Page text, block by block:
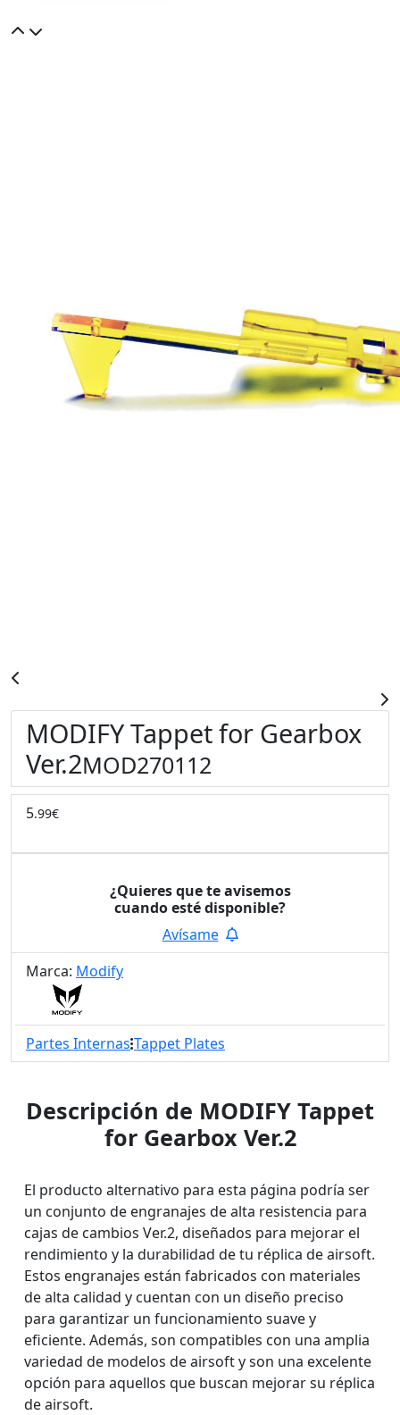
MODIFY Tappet for Gearbox
Ver.2MOD270112
5.99€
¿Quieres que te avisemos
cuando esté disponible?
Avísame
Marca: Modify
Partes Internas Tappet Plates
Descripción de MODIFY Tappet
for Gearbox Ver.2
El producto alternativo para esta página podría ser
un conjunto de engranajes de alta resistencia para
cajas de cambios Ver.2, diseñados para mejorar el
rendimiento y la durabilidad de tu réplica de airsoft.
Estos engranajes están fabricados con materiales
de alta calidad y cuentan con un diseño preciso
para garantizar un funcionamiento suave y
eficiente. Además, son compatibles con una amplia
variedad de modelos de airsoft y son una excelente
opción para aquellos que buscan mejorar su réplica
de airsoft.